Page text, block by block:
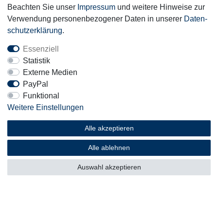
Mitglied
© Copyright 2026 | Alle Rechte vorbehalten.
Beachten Sie unser Impressum und weitere Hinweise zur
Verwendung personenbezogener Daten in unserer Daten­
schutz­erklärung.
Essenziell
Statistik
Externe Medien
PayPal
Funktional
Weitere Einstellungen
Alle akzeptieren
Alle ablehnen
Auswahl akzeptieren